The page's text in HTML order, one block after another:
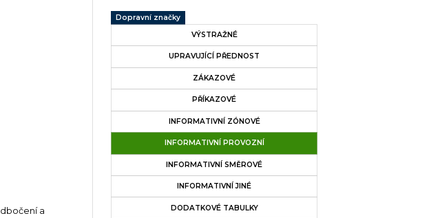
a
Dopravní značky
VÝSTRAŽNÉ
UPRAVUJÍCÍ PŘEDNOST
ZÁKAZOVÉ
PŘÍKAZOVÉ
INFORMATIVNÍ ZÓNOVÉ
INFORMATIVNÍ PROVOZNÍ
INFORMATIVNÍ SMĚROVÉ
INFORMATIVNÍ JINÉ
DODATKOVÉ TABULKY